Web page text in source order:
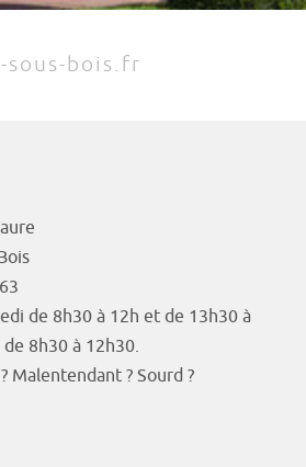
sous-bois.fr
de 8h30 à 12h et de 13h30 à
8h30 à 12h30.
Malentendant ? Sourd ?